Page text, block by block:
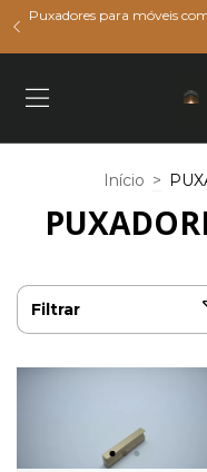
Puxadores para móveis
Início >
Filtrar